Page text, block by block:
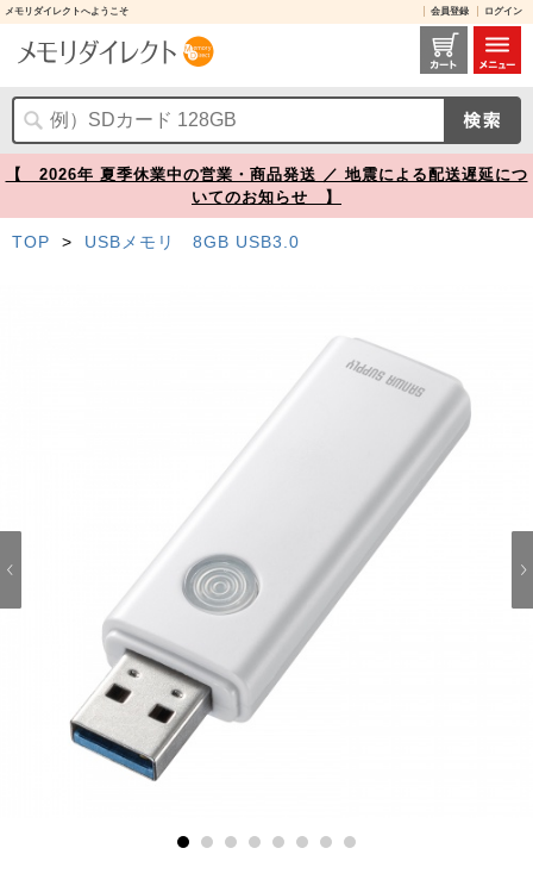
メモリダイレクトへようこそ 会員登録 ログイン
USBメモリー 8GB USB 3.2 Gen1 USB Aコネクタ プッシュ式 ホワイト【メモリダイレクト】
【 2026年 夏季休業中の営業・商品発送 ／ 地震による配送遅延につ
いてのお知らせ 】
TOP > USBメモリ 8GB USB3.0